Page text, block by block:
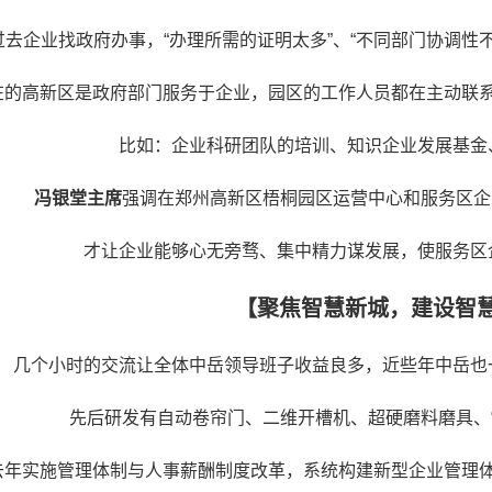
去企业找政府办事，“办理所需的证明太多”、“不同部门协调性
的高新区是政府部门服务于企业，园区的工作人员都在主动联
比如：企业科研团队的培训、知识企业发展基
冯银堂主席强调在郑州高新区梧桐园区运营中心和服务区
才让企业能够心无旁骛、集中精力谋发展，使服务
【聚焦智慧新城，建设智
几个小时的交流让全体中岳领导班子收益良多，近些年中岳
先后研发有自动卷帘门、二维开槽机、超硬磨料磨具
年实施管理体制与人事薪酬制度改革，系统构建新型企业管理